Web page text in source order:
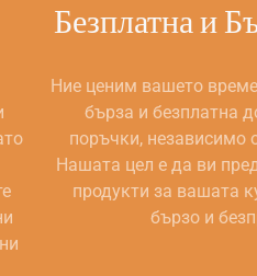
Безплатна и
Ние ценим вашето
бърза и безплатна
поръчки, независимо
Нашата цел е да ви
продукти за вашата
бързо и